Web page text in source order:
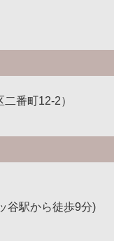
番町12-2）
谷駅から徒歩9分)